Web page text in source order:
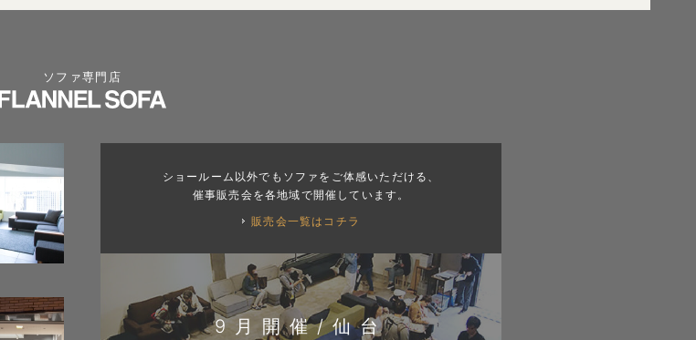
ソファ専門店
ショールーム以外でもソファをご体感いただける、
催事販売会を各地域で開催しています。
販売会一覧はコチラ
9月開催/仙台